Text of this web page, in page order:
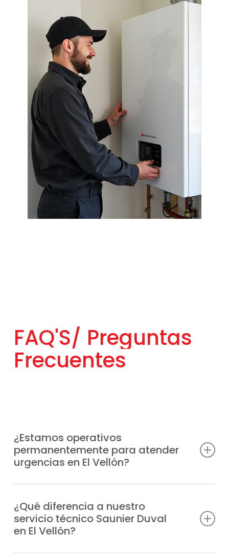
FAQ'S/ Preguntas
Frecuentes
¿Estamos operativos
permanentemente para atender
urgencias en El Vellón?
en cualquier momento, por eso habilitamos
un servicio de asistencia urgente en El
Vellón los 365 días.
¿Qué diferencia a nuestro
servicio técnico Saunier Duval
en El Vellón?